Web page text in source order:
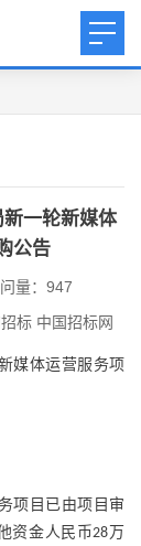
一轮新媒体
公告
量： 947
标 中国招标网
媒体运营服务项
项目已由项目审
资金人民币28 万